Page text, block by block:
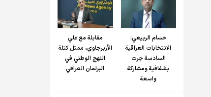
حسام الربیعي:
الانتخابات العراقية
السادسة جرت
بشفافية ومشاركة
واسعة
مقابلة مع علي
الأزبرجاوي، ممثل كتلة
النهج الوطني في
البرلمان العراقي